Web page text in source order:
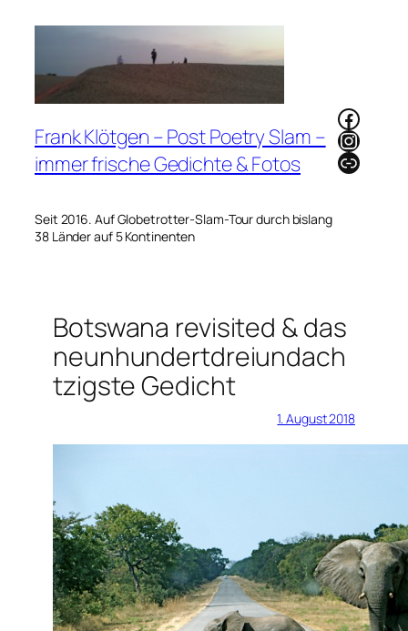
Frank Klötgen – Post Poetry Slam –
immer frische Gedichte & Fotos
Seit 2016. Auf Globetrotter-Slam-Tour durch bislang
38 Länder auf 5 Kontinenten
Link
Botswana revisited & das
neunhundertdreiundach
tzigste Gedicht
1. August 2018